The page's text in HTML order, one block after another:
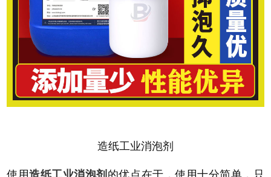
造纸工业消泡剂